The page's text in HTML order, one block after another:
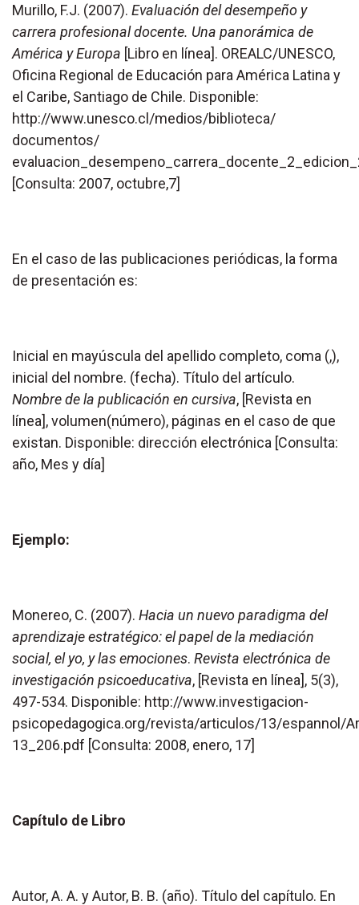
Murillo, F.J. (2007). Evaluación del desempeño y
carrera profesional docente. Una panorámica de
América y Europa [Libro en línea]. OREALC/UNESCO,
Oficina Regional de Educación para América Latina y
el Caribe, Santiago de Chile. Disponible:
http://www.unesco.cl/medios/biblioteca/
documentos/
[Consulta: 2007, octubre,7]
En el caso de las publicaciones periódicas, la forma
de presentación es:
Inicial en mayúscula del apellido completo, coma (,),
inicial del nombre. (fecha). Título del artículo.
Nombre de la publicación en cursiva, [Revista en
línea], volumen(número), páginas en el caso de que
existan. Disponible: dirección electrónica [Consulta:
año, Mes y día]
Ejemplo:
Monereo, C. (2007). Hacia un nuevo paradigma del
aprendizaje estratégico: el papel de la mediación
social, el yo, y las emociones. Revista electrónica de
investigación psicoeducativa, [Revista en línea], 5(3),
497-534. Disponible: http://www.investigacion-
psicopedagogica.org/revista/articulos/13/espannol/
13_206.pdf [Consulta: 2008, enero, 17]
Capítulo de Libro
Autor, A. A. y Autor, B. B. (año). Título del capítulo. En